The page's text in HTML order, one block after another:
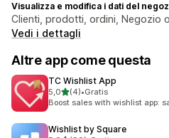
Visualizza e modifica i dati del
Clienti, prodotti, ordini, Negozio
Vedi i dettagli
Altre app come questa
TC Wishlist App
5,0stelle su 5
(4)
4 recensioni totali
•Gratis
Boost sales with wishlist app:
Wishlist by Square